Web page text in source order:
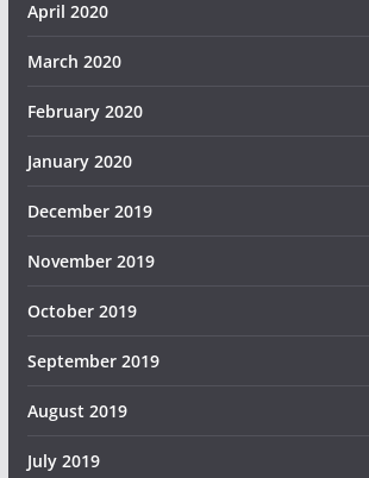
April 2020
March 2020
February 2020
January 2020
December 2019
November 2019
October 2019
September 2019
August 2019
July 2019